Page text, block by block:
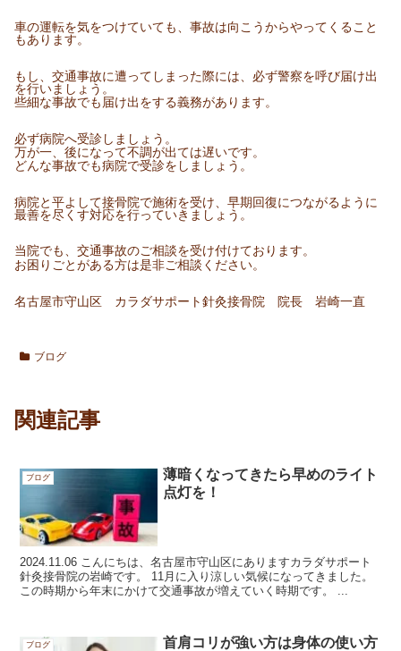
車の運転を気をつけていても、事故は向こうからやってくること
もあります。
もし、交通事故に遭ってしまった際には、必ず警察を呼び届け出
を行いましょう。
些細な事故でも届け出をする義務があります。
必ず病院へ受診しましょう。
万が一、後になって不調が出ては遅いです。
どんな事故でも病院で受診をしましょう。
病院と平よして接骨院で施術を受け、早期回復につながるように
最善を尽くす対応を行っていきましょう。
当院でも、交通事故のご相談を受け付けております。
お困りごとがある方は是非ご相談ください。
名古屋市守山区 カラダサポート針灸接骨院 院長 岩崎一直
ブログ
関連記事
ブログ
薄暗くなってきたら早めのライト
点灯を！
2024.11.06 こんにちは、名古屋市守山区にありますカラダサポート
針灸接骨院の岩崎です。 11月に入り涼しい気候になってきました。
この時期から年末にかけて交通事故が増えていく時期です。 ...
ブログ
首肩コリが強い方は身体の使い方